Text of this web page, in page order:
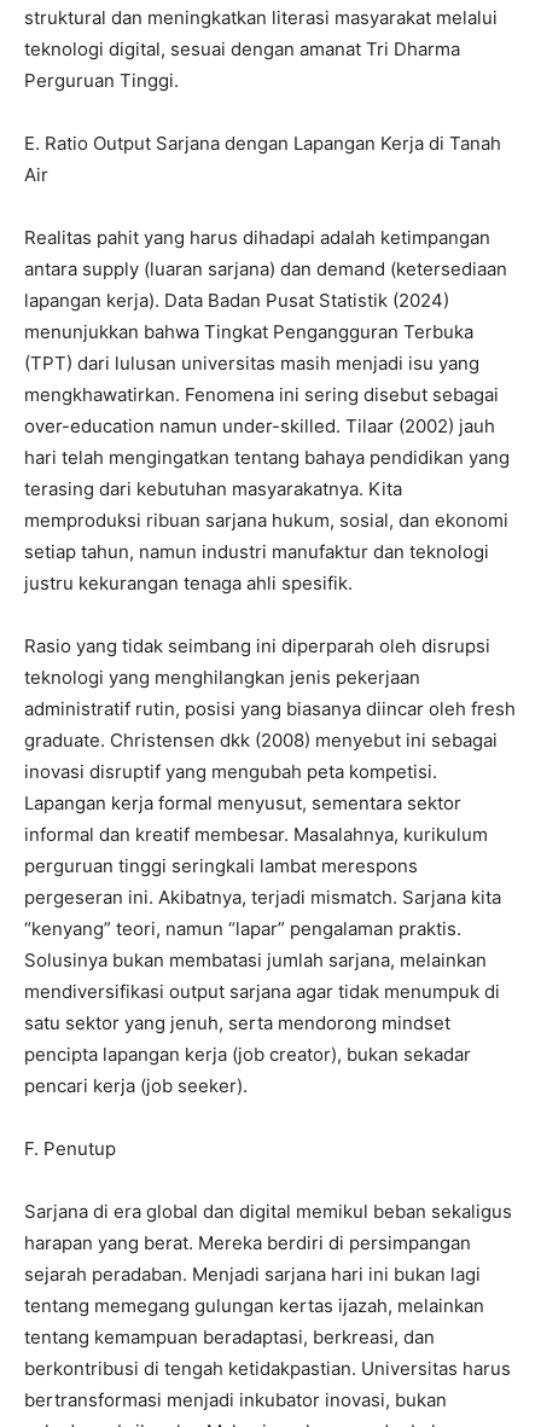
struktural dan meningkatkan literasi masyarakat melalui
teknologi digital, sesuai dengan amanat Tri Dharma
Perguruan Tinggi.
​E. Ratio Output Sarjana dengan Lapangan Kerja di Tanah
Air
​Realitas pahit yang harus dihadapi adalah ketimpangan
antara supply (luaran sarjana) dan demand (ketersediaan
lapangan kerja). Data Badan Pusat Statistik (2024)
menunjukkan bahwa Tingkat Pengangguran Terbuka
(TPT) dari lulusan universitas masih menjadi isu yang
mengkhawatirkan. Fenomena ini sering disebut sebagai
over-education namun under-skilled. Tilaar (2002) jauh
hari telah mengingatkan tentang bahaya pendidikan yang
terasing dari kebutuhan masyarakatnya. Kita
memproduksi ribuan sarjana hukum, sosial, dan ekonomi
setiap tahun, namun industri manufaktur dan teknologi
justru kekurangan tenaga ahli spesifik.
​Rasio yang tidak seimbang ini diperparah oleh disrupsi
teknologi yang menghilangkan jenis pekerjaan
administratif rutin, posisi yang biasanya diincar oleh fresh
graduate. Christensen dkk (2008) menyebut ini sebagai
inovasi disruptif yang mengubah peta kompetisi.
Lapangan kerja formal menyusut, sementara sektor
informal dan kreatif membesar. Masalahnya, kurikulum
perguruan tinggi seringkali lambat merespons
pergeseran ini. Akibatnya, terjadi mismatch. Sarjana kita
“kenyang” teori, namun “lapar” pengalaman praktis.
Solusinya bukan membatasi jumlah sarjana, melainkan
mendiversifikasi output sarjana agar tidak menumpuk di
satu sektor yang jenuh, serta mendorong mindset
pencipta lapangan kerja (job creator), bukan sekadar
pencari kerja (job seeker).
​F. Penutup
​Sarjana di era global dan digital memikul beban sekaligus
harapan yang berat. Mereka berdiri di persimpangan
sejarah peradaban. Menjadi sarjana hari ini bukan lagi
tentang memegang gulungan kertas ijazah, melainkan
tentang kemampuan beradaptasi, berkreasi, dan
berkontribusi di tengah ketidakpastian. Universitas harus
bertransformasi menjadi inkubator inovasi, bukan